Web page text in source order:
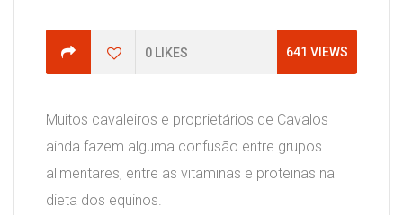
0 LIKES 641 VIEWS
Muitos cavaleiros e proprietários de Cavalos
ainda fazem alguma confusão entre grupos
alimentares, entre as vitaminas e proteinas na
dieta dos equinos.